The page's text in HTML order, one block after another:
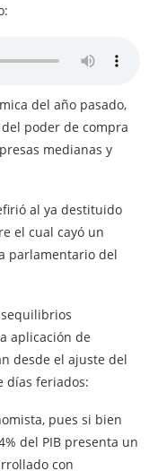
del año pasado,
poder de compra
medianas y
al ya destituido
el cual cayó un
parlamentario del
aplicación de
desde el ajuste del
días feriados:
pues si bien
del PIB presenta un
con